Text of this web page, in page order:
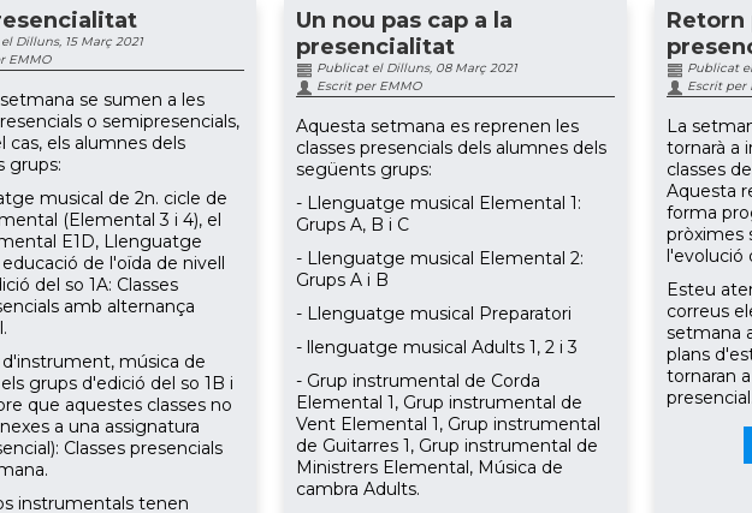
Dilluns, 15 Març 2021
EMMO
se sumen a les
o semipresencials,
cas, els alumnes dels
grups:
musical de 2n. cicle de
(Elemental 3 i 4), el
E1D, Llenguatge
de l'oïda de nivell
del so 1A: Classes
amb alternança
d'instrument, música de
grups d'edició del so 1B i
que aquestes classes no
a una assignatura
Classes presencials
instrumentals tenen
Un nou pas cap a la
presencialitat
Publicat el Dilluns, 08 Març 2021
Escrit per EMMO
Aquesta setmana es reprenen les
classes presencials dels alumnes dels
següents grups:
- Llenguatge musical Elemental 1:
Grups A, B i C
- Llenguatge musical Elemental 2:
Grups A i B
- Llenguatge musical Preparatori
- llenguatge musical Adults 1, 2 i 3
- Grup instrumental de Corda
Elemental 1, Grup instrumental de
Vent Elemental 1, Grup instrumental
de Guitarres 1, Grup instrumental de
Ministrers Elemental, Música de
cambra Adults.
Retorn
Publicat
Escrit per
La
tornarà a
classes
Aquesta
forma
pròximes
l'evolució
Esteu
correus
setmana
plans
tornaran
presencial.